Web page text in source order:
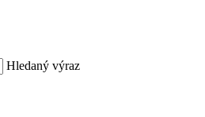
Hledaný výraz